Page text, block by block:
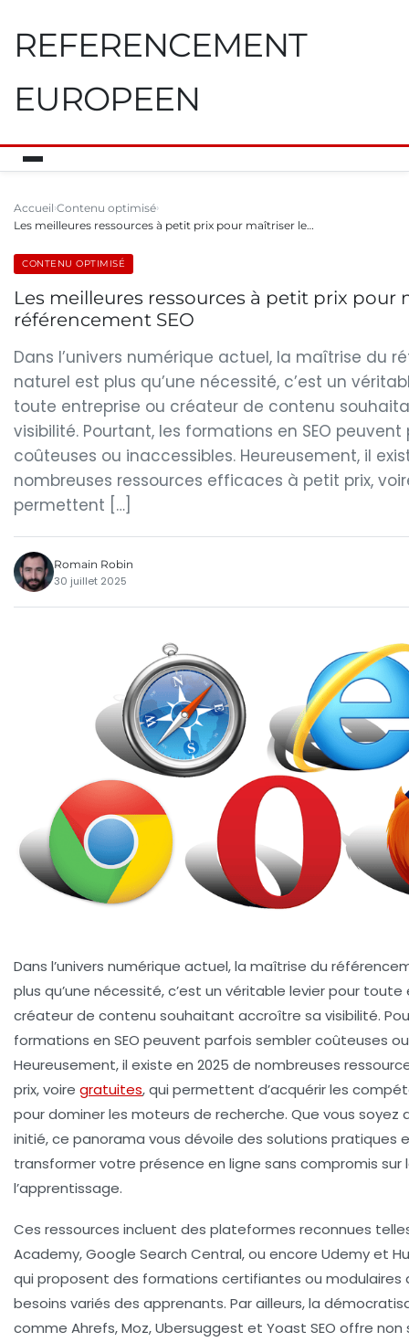
REFERENCEMENT
EUROPEEN
Accueil Contenu optimisé
Les meilleures ressources à petit prix pour maîtriser le…
CONTENU OPTIMISÉ
Les meilleures ressources à petit prix pour
référencement SEO
Dans l’univers numérique actuel, la maîtrise du
naturel est plus qu’une nécessité, c’est un
toute entreprise ou créateur de contenu
visibilité. Pourtant, les formations en SEO
coûteuses ou inaccessibles. Heureusement, il
nombreuses ressources efficaces à petit prix,
permettent […]
Romain Robin
30 juillet 2025
Dans l’univers numérique actuel, la maîtrise du
plus qu’une nécessité, c’est un véritable levier pour
créateur de contenu souhaitant accroître sa visibilité.
formations en SEO peuvent parfois sembler coûteuses
Heureusement, il existe en 2025 de nombreuses
prix, voire gratuites, qui permettent d’acquérir les
pour dominer les moteurs de recherche. Que vous
initié, ce panorama vous dévoile des solutions pratiques
transformer votre présence en ligne sans compromis sur
l’apprentissage.
Ces ressources incluent des plateformes reconnues
Academy, Google Search Central, ou encore Udemy et
qui proposent des formations certifiantes ou modulaires
besoins variés des apprenants. Par ailleurs, la
comme Ahrefs, Moz, Ubersuggest et Yoast SEO offre